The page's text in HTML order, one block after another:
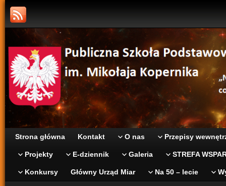
Strona główna Kontakt O nas Przepisy
Projekty E-dziennik Galeria STREFA
Konkursy Główny Urząd Miar Na 50 – lecie